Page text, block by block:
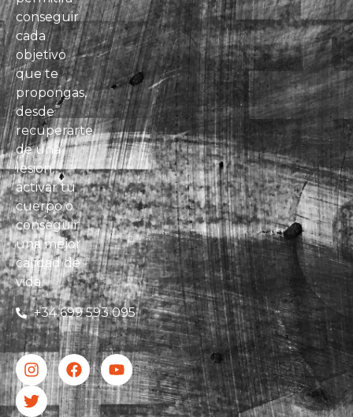
conseguir
cada
objetivo
que te
propongas,
desde
recuperarte
de una
lesión,
activar tu
cuerpo o
conseguir
una mejor
calidad de
vida.
+34 699 593 095